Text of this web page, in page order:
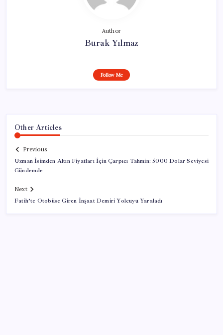
Author
Burak Yılmaz
Follow Me
Other Articles
Previous
Uzman İsimden Altın Fiyatları İçin Çarpıcı Tahmin: 5000 Dolar Seviyesi
Gündemde
Next
Fatih’te Otobüse Giren İnşaat Demiri Yolcuyu Yaraladı